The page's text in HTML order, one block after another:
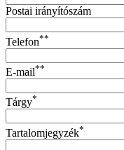
Postai irányítószám
Telefon**
E-mail**
Tárgy*
Tartalomjegyzék*